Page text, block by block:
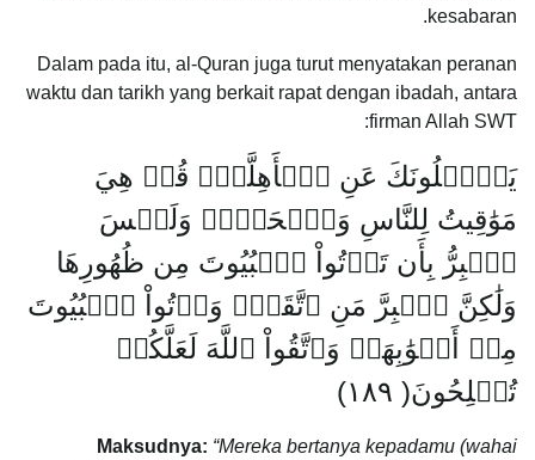
kesabaran.
Dalam pada itu, al-Quran juga turut menyatakan peranan
waktu dan tarikh yang berkait rapat dengan ibadah, antara
firman Allah SWT:
يَسۡ‍َٔلُونَكَ عَنِ ٱلۡأَهِلَّةِۖ قُلۡ هِيَ
مَوَٰقِيتُ لِلنَّاسِ وَٱلۡحَجِّۗ وَلَيۡسَ
ٱلۡبِرُّ بِأَن تَأۡتُواْ ٱلۡبُيُوتَ مِن ظُهُورِهَا
وَلَٰكِنَّ ٱلۡبِرَّ مَنِ ٱتَّقَىٰۗ وَأۡتُواْ ٱلۡبُيُوتَ
مِنۡ أَبۡوَٰبِهَاۚ وَٱتَّقُواْ ٱللَّهَ لَعَلَّكُمۡ
تُفۡلِحُونَ( ١٨٩)
Maksudnya: “Mereka bertanya kepadamu (wahai